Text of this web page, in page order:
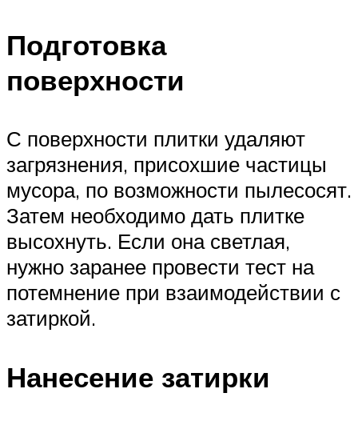
Подготовка
поверхности
С поверхности плитки удаляют
загрязнения, присохшие частицы
мусора, по возможности пылесосят.
Затем необходимо дать плитке
высохнуть. Если она светлая,
нужно заранее провести тест на
потемнение при взаимодействии с
затиркой.
Нанесение затирки